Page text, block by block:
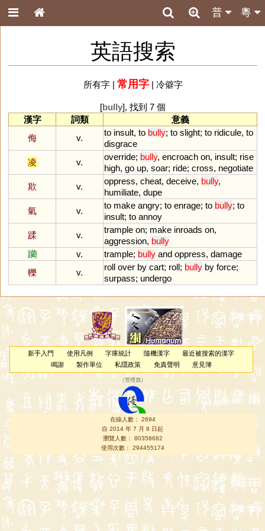
粵
普
英語搜索
所有字| 常用字| 冷僻字
[bully], 找到 7 個
漢字
詞類
意義
侮
v.
to insult, to bully; to slight; to ridicule, to
disgrace
凌
v.
override; bully, encroach on, insult; rise
high, go up, soar; ride; cross, negotiate
欺
v.
oppress, cheat, deceive, bully,
humiliate, dupe
氣
v.
to make angry; to enrage; to bully; to
insult; to annoy
蹂
v.
trample on; make inroads on,
aggression, bully
躪
v. trample; bully and oppress, damage
轢
v.
roll over by cart; roll; bully by force;
surpass; undergo
新手入門 使用凡例 字庫統計 隨機漢字
最近被搜索的漢字
鳴謝
製作單位 私隱政策 免責聲明 意見簿
（管理員 ）
在線人數： 2694
自 2014 年 7 月 8 日起
瀏覽人數： 80358682
使用次數： 294455174